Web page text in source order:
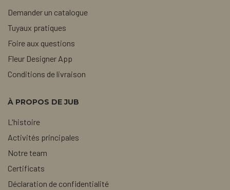
Demander un catalogue
Tuyaux pratiques
Foire aux questions
Fleur Designer App
Conditions de livraison
À PROPOS DE JUB
L'histoire
Activités principales
Notre team
Certificats
Déclaration de confidentialité